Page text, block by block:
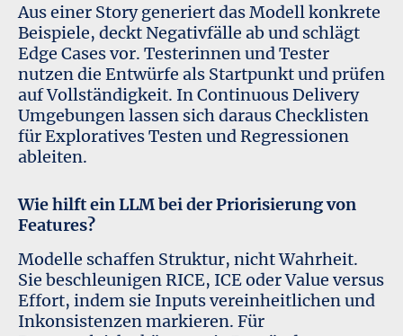
Aus einer Story generiert das Modell konkrete
Beispiele, deckt Negativfälle ab und schlägt
Edge Cases vor. Testerinnen und Tester
nutzen die Entwürfe als Startpunkt und prüfen
auf Vollständigkeit. In Continuous Delivery
Umgebungen lassen sich daraus Checklisten
für Exploratives Testen und Regressionen
ableiten.
Wie hilft ein LLM bei der Priorisierung von
Features?
Modelle schaffen Struktur, nicht Wahrheit.
Sie beschleunigen RICE, ICE oder Value versus
Effort, indem sie Inputs vereinheitlichen und
Inkonsistenzen markieren. Für